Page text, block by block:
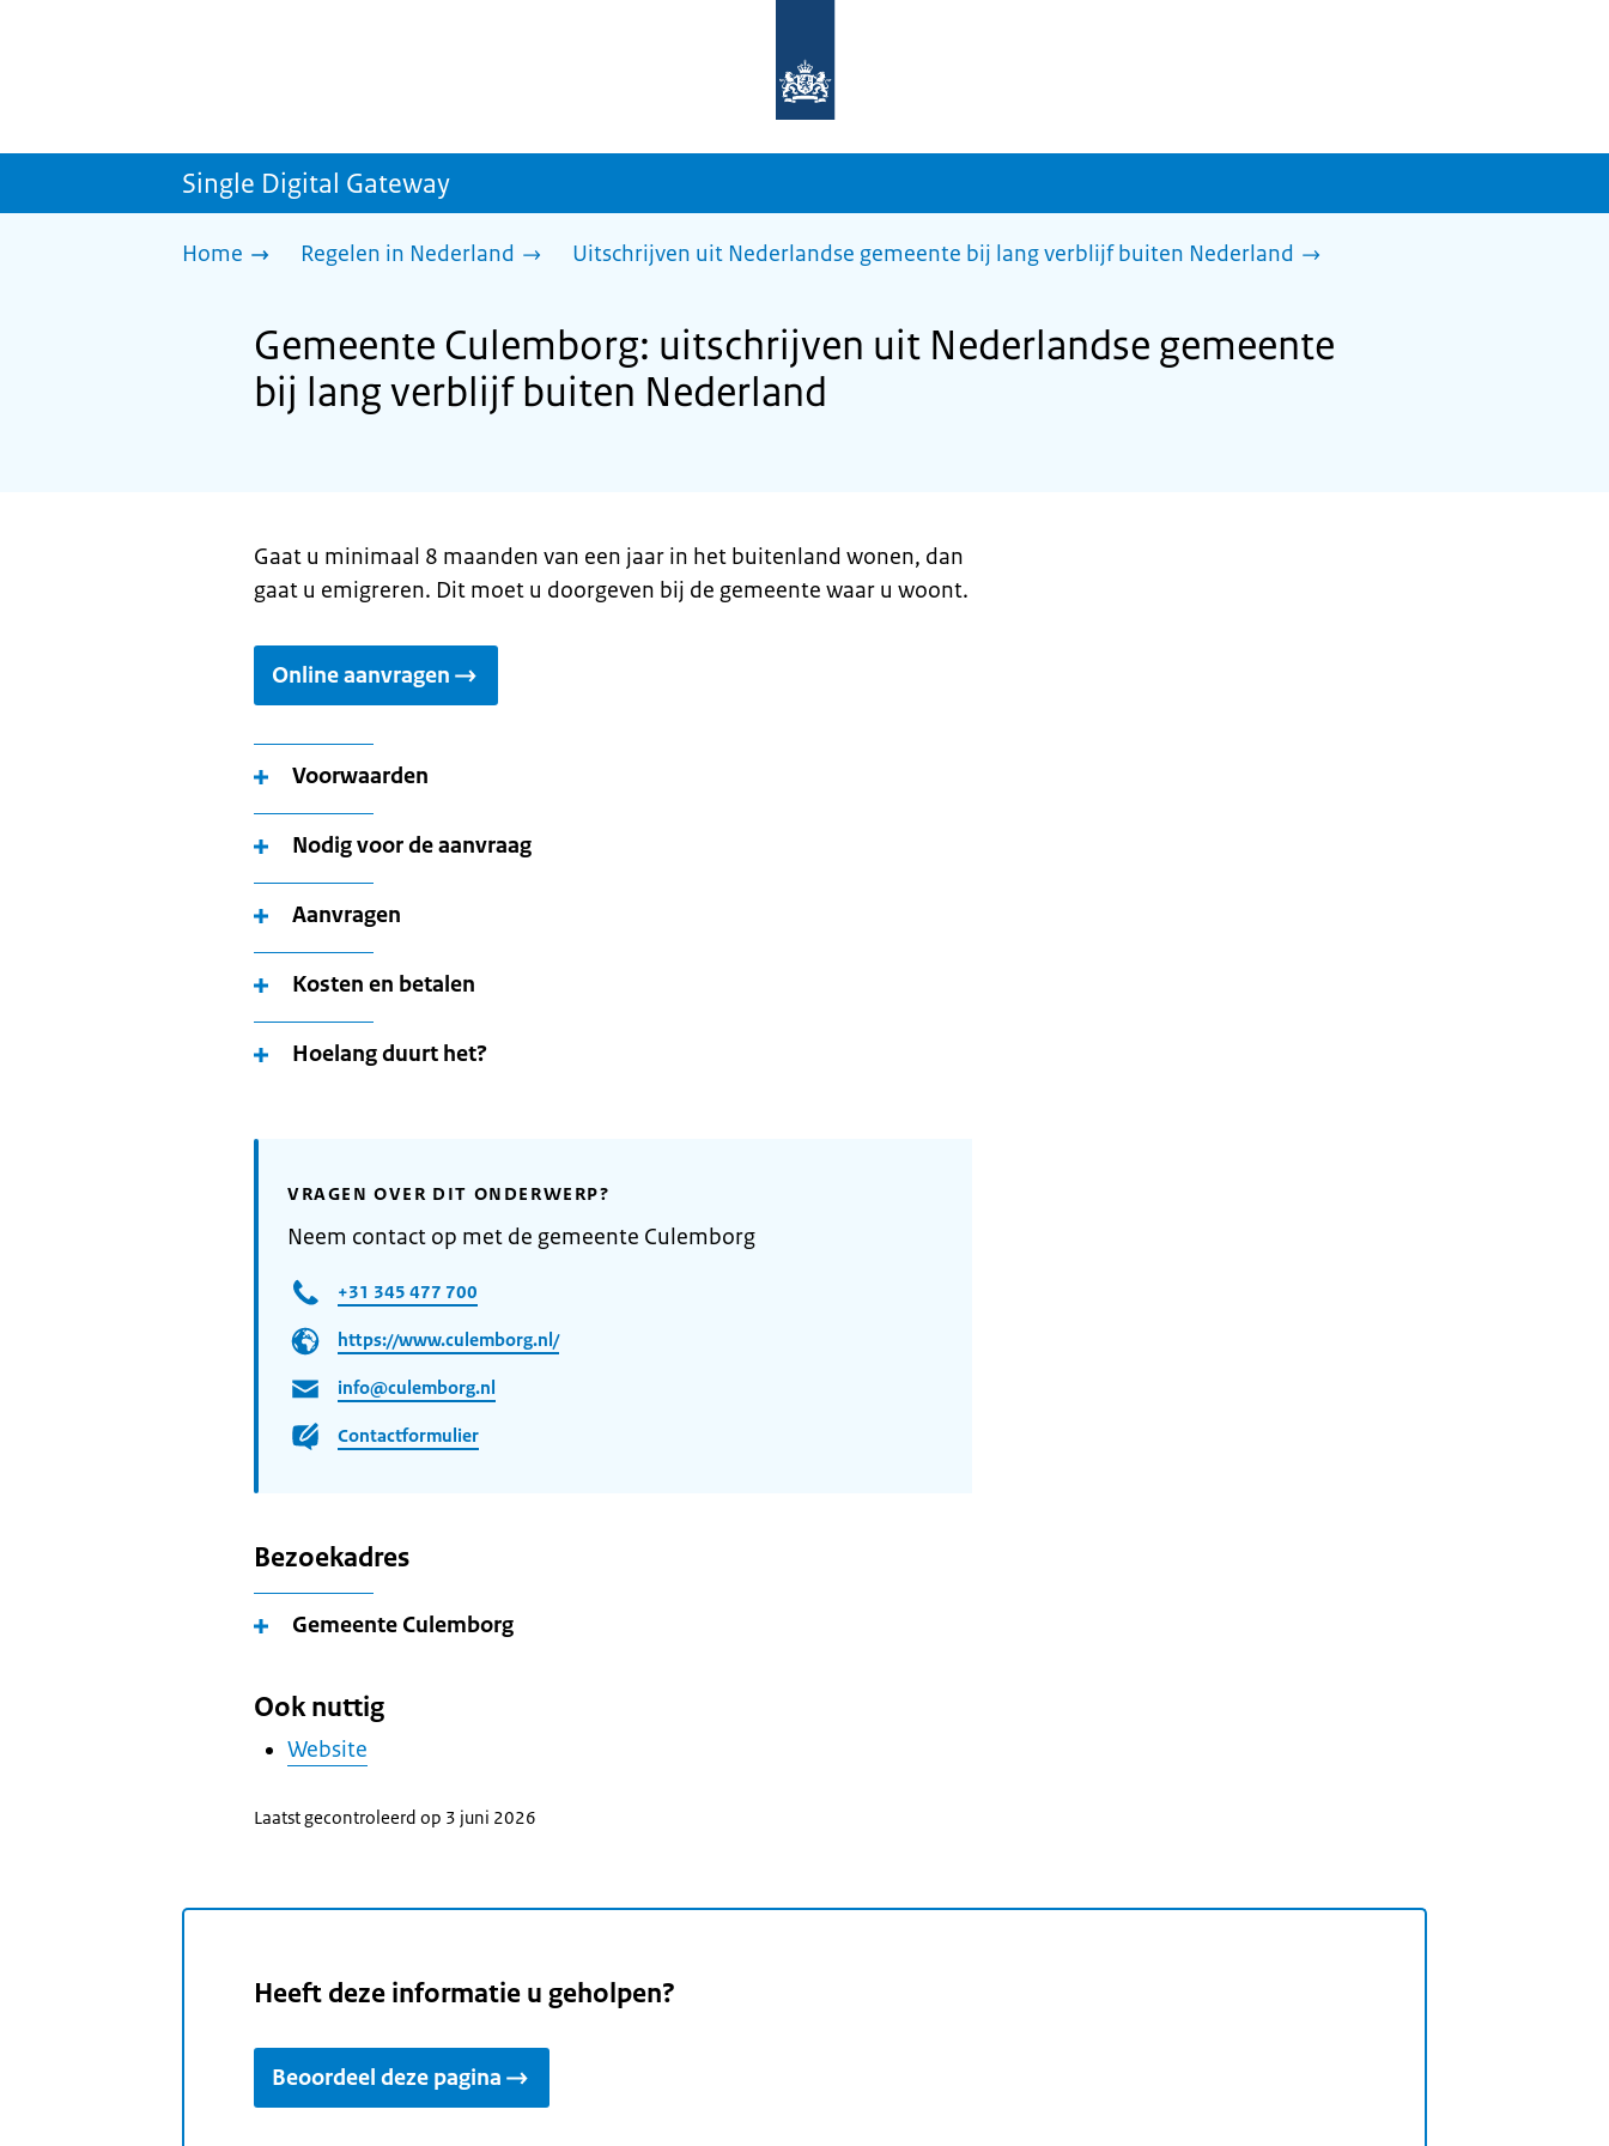
homepage
sdg.rijksoverheid.nl
Single Digital Gateway
Home Regelen in Nederland Uitschrijven uit Nederlandse gemeente bij lang verblijf buiten Nederland
Gemeente Culemborg: uitschrijven uit Nederlandse gemeente
bij lang verblijf buiten Nederland
Gaat u minimaal 8 maanden van een jaar in het buitenland wonen, dan
gaat u emigreren. Dit moet u doorgeven bij de gemeente waar u woont.
Online aanvragen
Voorwaarden
Nodig voor de aanvraag
Aanvragen
Kosten en betalen
Hoelang duurt het?
VRAGEN OVER DIT ONDERWERP?
Neem contact op met de gemeente Culemborg
+31 345 477 700
https://www.culemborg.nl/
info@culemborg.nl
Contactformulier
Bezoekadres
Gemeente Culemborg
Ook nuttig
Website
Laatst gecontroleerd op 3 juni 2026
Heeft deze informatie u geholpen?
Beoordeel deze pagina